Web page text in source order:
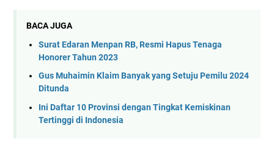
BACA JUGA
Surat Edaran Menpan RB, Resmi Hapus Tenaga
Honorer Tahun 2023
Gus Muhaimin Klaim Banyak yang Setuju Pemilu 2024
Ditunda
Ini Daftar 10 Provinsi dengan Tingkat Kemiskinan
Tertinggi di Indonesia